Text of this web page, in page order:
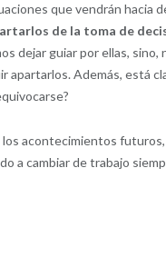
que vendrán hacia
de la toma de
dejar guiar por ellas,
Además, está
acontecimientos
a cambiar de trabajo